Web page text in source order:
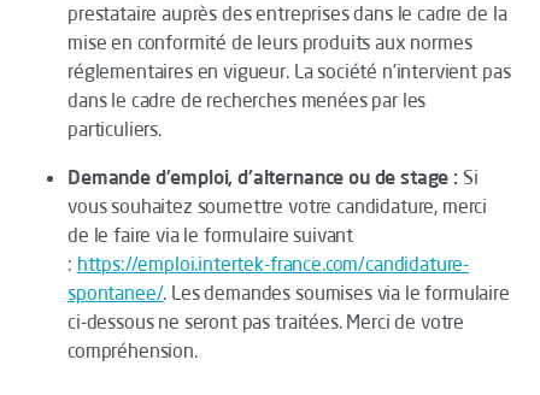
prestataire auprès des entreprises dans le cadre de la
mise en conformité de leurs produits aux normes
réglementaires en vigueur. La société n’intervient pas
dans le cadre de recherches menées par les
particuliers.
Demande d'emploi, d'alternance ou de stage : Si
vous souhaitez soumettre votre candidature, merci
de le faire via le formulaire suivant
: https://emploi.intertek-france.com/candidature-
spontanee/. Les demandes soumises via le formulaire
ci-dessous ne seront pas traitées. Merci de votre
compréhension.